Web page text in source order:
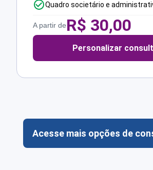
Quadro societário e
A partir deR$ 30,00
Personalizar
Acesse mais opções de